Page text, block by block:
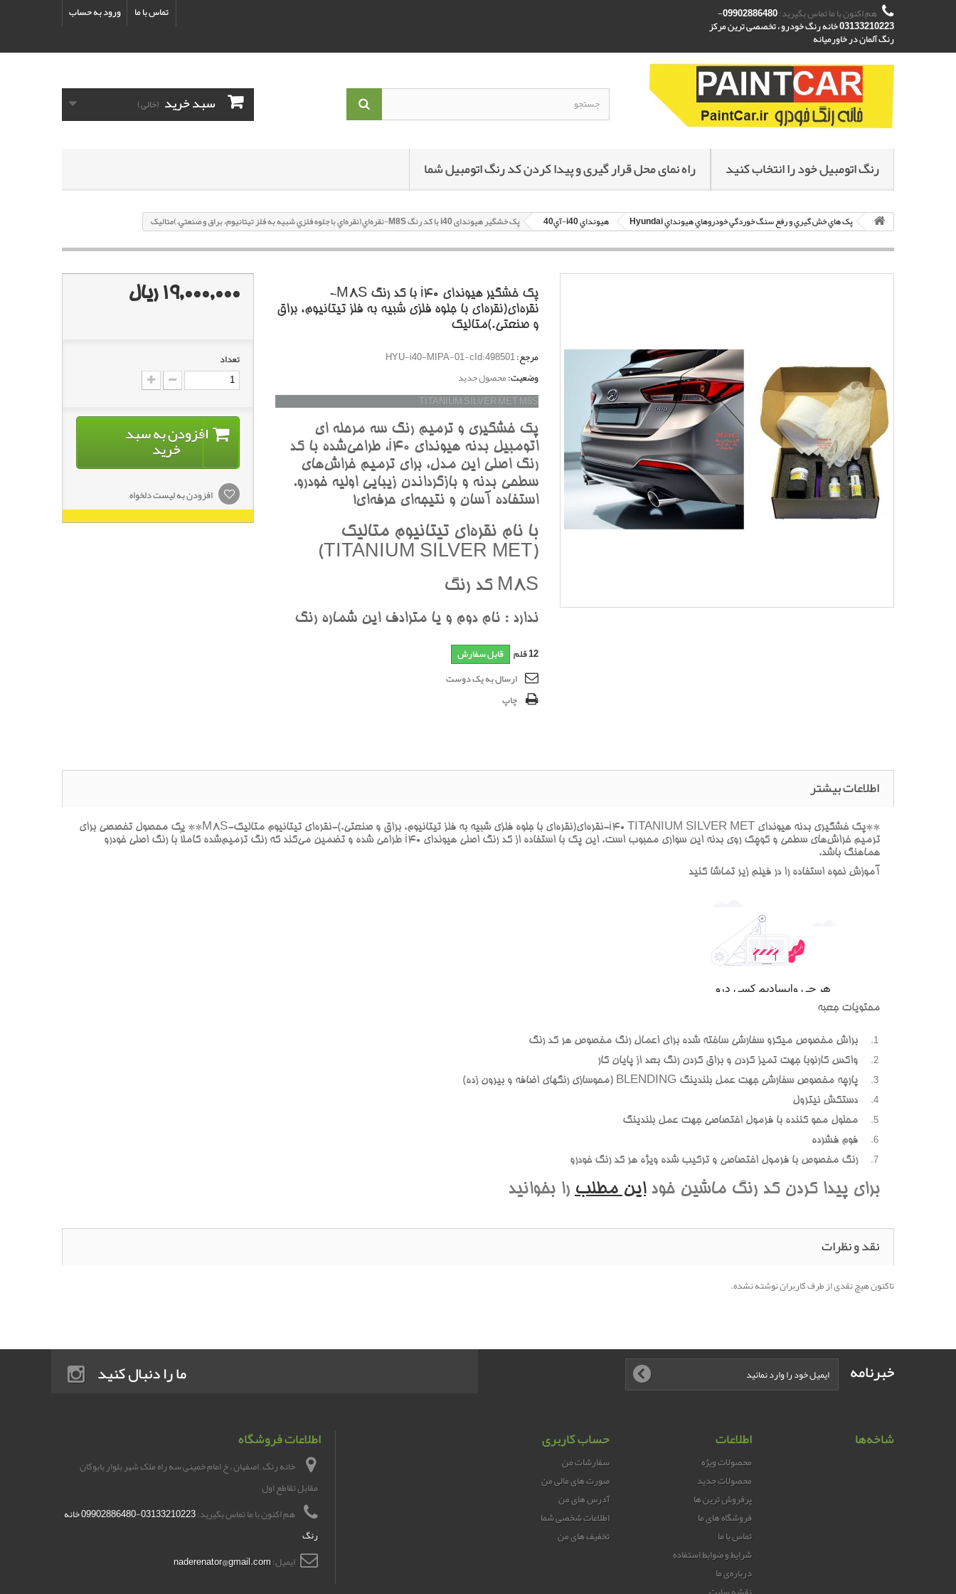
ورود به حساب تماس با ما هم اکنون با ما تماس بگیرید: 09902886480-
03133210223 خانه رنگ خودرو ، تخصصی ترین مرکز
رنگ آلمان در خاورمیانه
سبد خرید (خالی)
رنگ اتومبیل خود را انتخاب کنید راه نمای محل قرار گیری و پیدا کردن کد رنگ اتومبیل شما
پک هاي خش گيري و رفع سنگ خوردگي خودروهاي هيونداي Hyundai هيونداي i40-آي40 پک خشگير هیوندای i40 با کد رنگ M8S-نقره‌اي(نقره‌اي با جلوه فلزي شبيه به فلز تيتانيوم، براق و صنعتي.)متاليک
پک خشگير هیوندای i40 با کد رنگ M8S-
نقره‌اي(نقره‌اي با جلوه فلزي شبيه به فلز تيتانيوم، براق
و صنعتي.)متاليک
مرجع:HYU-i40-MIPA-01-cId:498501
وضعیت:محصول جدید
TITANIUM SILVER MET M8S
پک خشگيري و ترميم رنگ سه مرحله اي
اتومبيل بدنه هيونداي i40، طراحي‌شده با کد
رنگ اصلي اين مدل، براي ترميم خراش‌هاي
سطحي بدنه و بازگرداندن زيبايي اوليه خودرو.
استفاده آسان و نتيجه‌اي حرفه‌اي!
با نام نقره‌اي تيتانيوم متاليک
(TITANIUM SILVER MET)
M8S کد رنگ
ندارد : نام دوم و يا مترادف اين شماره رنگ
12قلم قابل سفارش
ارسال به یک دوست
چاپ
19,000,000 ریال
تعداد
افزودن به سبد
خرید
افزودن به لیست دلخواه
اطلاعات بیشتر
**پک خشگيري بدنه هيونداي i40 TITANIUM SILVER MET-نقره‌اي(نقره‌اي با جلوه فلزي شبيه به فلز تيتانيوم، براق و صنعتي.)-نقره‌اي تيتانيوم متاليک-M8S** يک محصول تخصصي براي
ترميم خراش‌هاي سطحي و کوچک روي بدنه اين سواري محبوب است. اين پک با استفاده از کد رنگ اصلي هيونداي i40 طراحي شده و تضمين مي‌کند که رنگ ترميم‌شده کاملاً با رنگ اصلي خودرو
هماهنگ باشد.
آموزش نحوه استفاده را در فيلم زير تماشا کنيد
محتويات جعبه
براش مخصوص ميکرو سفارشي ساخته شده براي اعمال رنگ مخصوص هر کد رنگ
واکس کارنوبا جهت تميز کردن و براق کردن رنگ بعد از پايان کار
پارچه مخصوص سفارشي جهت عمل بلندينگ BLENDING (محوسازي رنگهاي اضافه و بيرون زده)
دستکش نيترول
محلول محو کننده با فرمول اختصاصي جهت عمل بلندينگ
فوم فشرده
رنگ مخصوص با فرمول اختصاصي و ترکيب شده ويژه هر کد رنگ خودرو
براي پيدا کردن کد رنگ ماشين خوداين مطلب را بخوانيد
نقد و نظرات
تاکنون هیچ نقدی از طرف کاربران نوشته نشده.
خبرنامه ما را دنبال کنید
شاخه‌ها اطلاعات
محصولات ویژه
محصولات جدید
پرفروش ترین‌ ها
فروشگاه های ما
تماس با ما
شرایط و ضوابط استفاده
درباره‌ی ما
حساب کاربری
سفارشات من
صورت های مالی من
آدرس های من
اطلاعات شخصی شما
تخفیف های من
اطلاعات فروشگاه
خانه رنگ , اصفهان ، خ امام خمینی سه راه ملک شهر بلوار بابوکان
مقابل تقاطع اول
هم اکنون با ما تماس بگیرید:
03133210223-09902886480 خانه
رنگ
ایمیل:naderenator@gmail.com